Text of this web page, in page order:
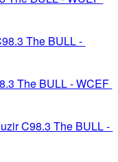
The BULL -
The BULL - WCEF
C98.3 The BULL -